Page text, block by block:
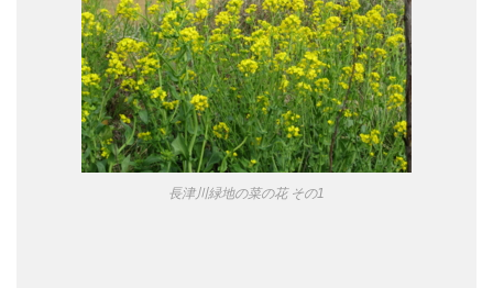
長津川緑地の菜の花 その1